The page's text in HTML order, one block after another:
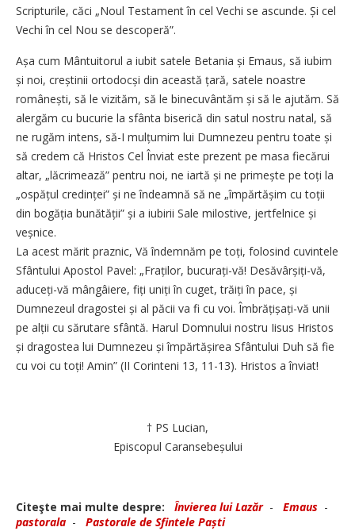
Scripturile, căci „Noul Testament în cel Vechi se ascunde. Și cel
Vechi în cel Nou se descoperă”.
Așa cum Mântuitorul a iubit satele Betania și Emaus, să iubim
și noi, creștinii ortodocși din această țară, satele noastre
românești, să le vizităm, să le binecuvântăm și să le ajutăm. Să
alergăm cu bucurie la sfânta biserică din satul nostru natal, să
ne rugăm intens, să-I mulțumim lui Dumnezeu pentru toate și
să credem că Hristos Cel Înviat este prezent pe masa fiecărui
altar, „lăcrimează” pentru noi, ne iartă și ne primește pe toți la
„ospățul credinței” și ne îndeamnă să ne „împărtășim cu toții
din bogăția bunătății” și a iubirii Sale milostive, jertfelnice și
veșnice.
La acest mărit praznic, Vă îndemnăm pe toți, folosind cuvintele
Sfântului Apostol Pavel: „Fraților, bucurați-vă! Desăvârșiți-vă,
adu­ceți-vă mângâiere, fiți uniți în cuget, trăiți în pace, și
Dumnezeul dragostei și al păcii va fi cu voi. Îmbrățișați-vă unii
pe alții cu sărutare sfântă. Harul Domnului nostru Iisus Hristos
și dragostea lui Dumnezeu și împăr­tășirea Sfântului Duh să fie
cu voi cu toți! Amin” (II Corinteni 13, 11-13). Hristos a înviat!
† PS Lucian,
Episcopul Caransebeșului
Citeşte mai multe despre: Învierea lui Lazăr- Emaus -
pastorala - Pastorale de Sfintele Paști